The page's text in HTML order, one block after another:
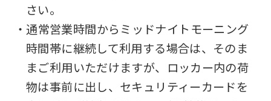
さい。
・通常営業時間からミッドナイトモーニング
時間帯に継続して利用する場合は、そのま
まご利用いただけますが、ロッカー内の荷
物は事前に出し、セキュリティーカードを